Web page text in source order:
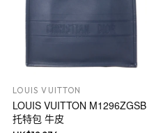
LOUIS VUITTON
LOUIS VUITTON M1296ZGSB
托特包 牛皮